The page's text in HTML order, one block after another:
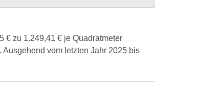
€ zu 1.249,41 € je Quadratmeter
vom letzten Jahr 2025 bis